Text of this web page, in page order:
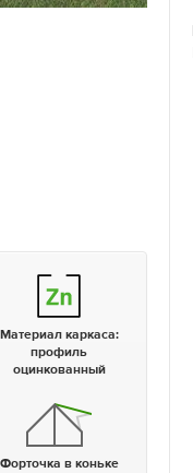
Материал каркаса:
профиль
оцинкованный
Форточка в коньке